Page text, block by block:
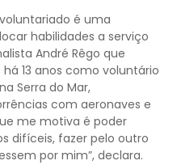
é uma
habilidades a serviço
André Rêgo que
13 anos como voluntário
Serra do Mar,
com aeronaves e
me motiva é poder
difíceis, fazer pelo outro
por mim”, declara.